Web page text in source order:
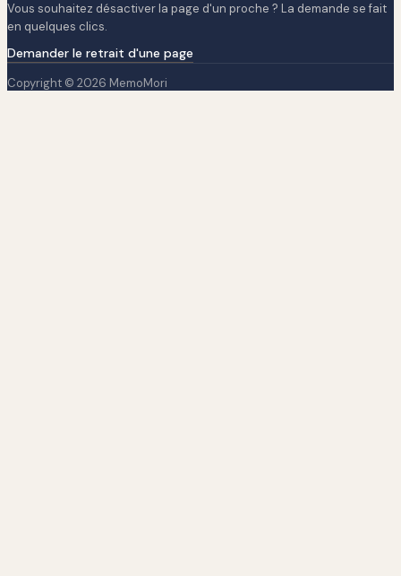
Vous souhaitez désactiver la page d'un proche ? La demande se fait
en quelques clics.
Demander le retrait d'une page
Copyright © 2026 MemoMori